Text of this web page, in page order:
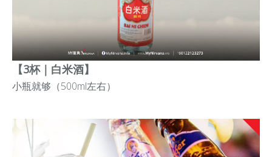
【3杯｜白米酒】
小瓶就够 （500ml左右）